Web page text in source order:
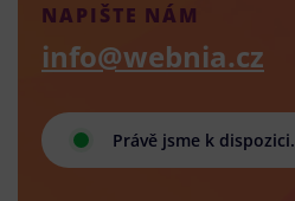
Právě jsme k dispozici.
NAPIŠTE NÁM
info@webnia.cz